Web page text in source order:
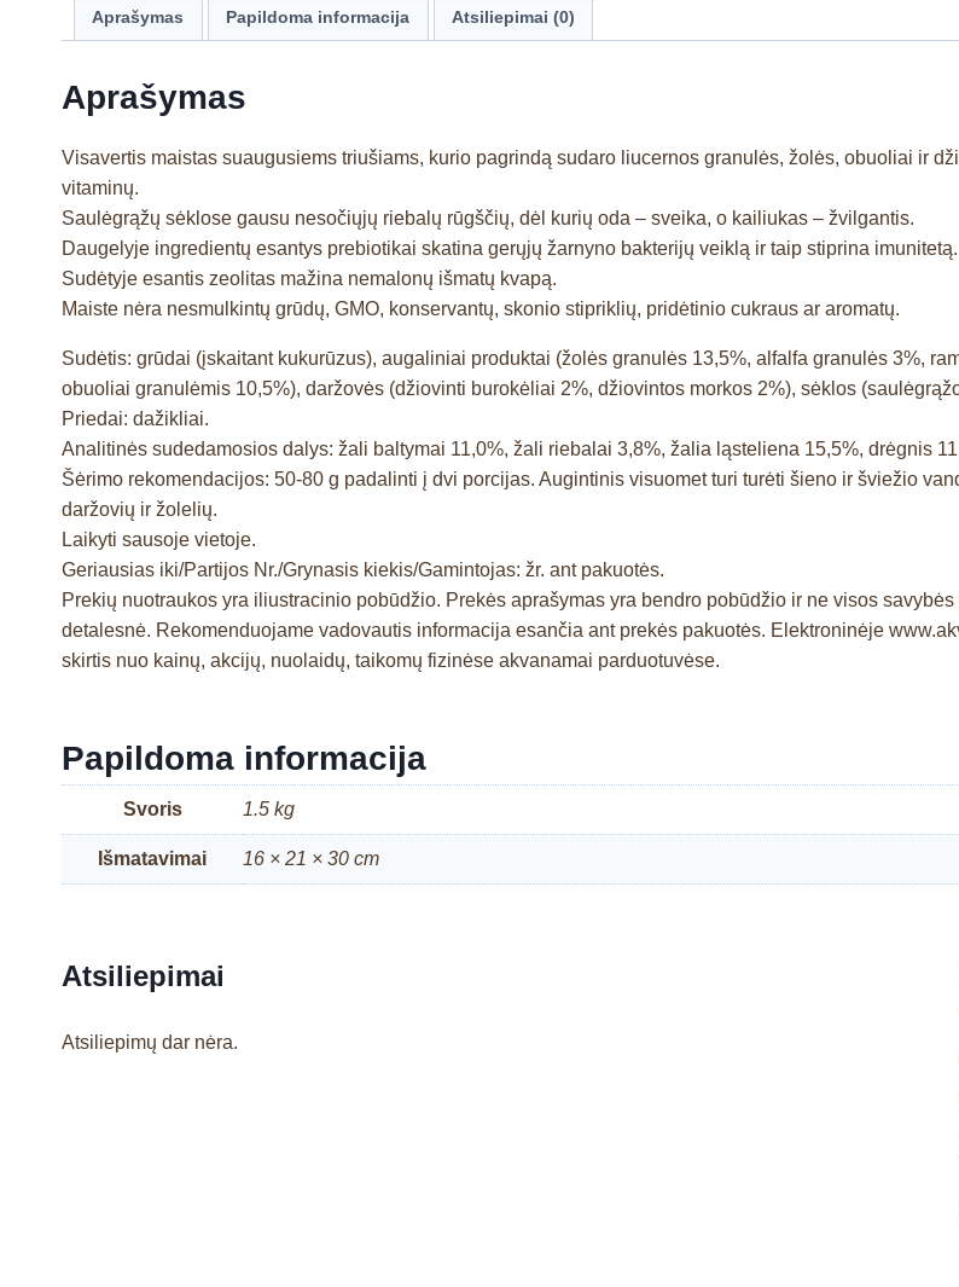
Aprašymas Papildoma informacija Atsiliepimai (0)
Aprašymas
Visavertis maistas suaugusiems triušiams, kurio pagrindą sudaro liucernos granulės, žolės, obuoliai ir
vitaminų.
Saulėgrąžų sėklose gausu nesočiųjų riebalų rūgščių, dėl kurių oda – sveika, o kailiukas – žvilgantis.
Daugelyje ingredientų esantys prebiotikai skatina gerųjų žarnyno bakterijų veiklą ir taip stiprina imunitetą.
Sudėtyje esantis zeolitas mažina nemalonų išmatų kvapą.
Maiste nėra nesmulkintų grūdų, GMO, konservantų, skonio stipriklių, pridėtinio cukraus ar aromatų.
Sudėtis: grūdai (įskaitant kukurūzus), augaliniai produktai (žolės granulės 13,5%, alfalfa granulės 3%,
obuoliai granulėmis 10,5%), daržovės (džiovinti burokėliai 2%, džiovintos morkos 2%), sėklos
Priedai: dažikliai.
Analitinės sudedamosios dalys: žali baltymai 11,0%, žali riebalai 3,8%, žalia ląsteliena 15,5%, drėgnis
Šėrimo rekomendacijos: 50-80 g padalinti į dvi porcijas. Augintinis visuomet turi turėti šieno ir šviežio
daržovių ir žolelių.
Laikyti sausoje vietoje.
Geriausias iki/Partijos Nr./Grynasis kiekis/Gamintojas: žr. ant pakuotės.
Prekių nuotraukos yra iliustracinio pobūdžio. Prekės aprašymas yra bendro pobūdžio ir ne visos
detalesnė. Rekomenduojame vadovautis informacija esančia ant prekės pakuotės. Elektroninėje
skirtis nuo kainų, akcijų, nuolaidų, taikomų fizinėse akvanamai parduotuvėse.
Papildoma informacija
Svoris 1.5 kg
Išmatavimai 16 × 21 × 30 cm
Atsiliepimai
Atsiliepimų dar nėra.